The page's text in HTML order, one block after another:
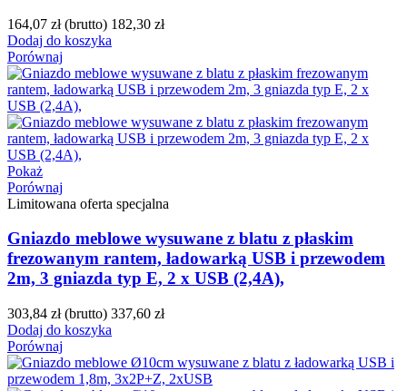
164,07 zł (brutto) 182,30 zł
Dodaj do koszyka
Porównaj
Pokaż
Porównaj
Limitowana oferta specjalna
Gniazdo meblowe wysuwane z blatu z płaskim
frezowanym rantem, ładowarką USB i przewodem
2m, 3 gniazda typ E, 2 x USB (2,4A),
303,84 zł (brutto) 337,60 zł
Dodaj do koszyka
Porównaj